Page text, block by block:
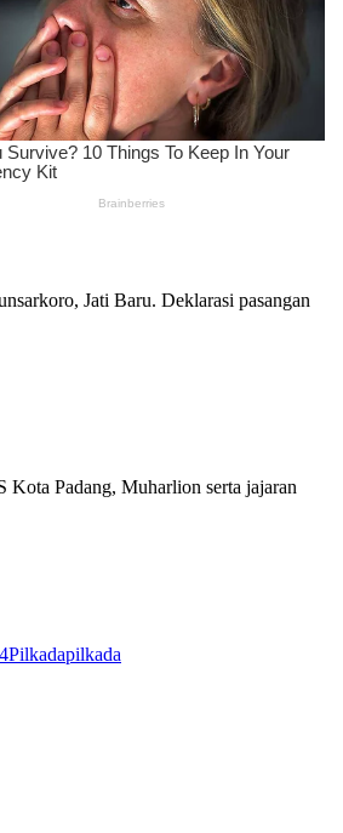
Jati Baru. Deklarasi pasangan
Padang, Muharlion serta jajaran
Pilkadapilkada